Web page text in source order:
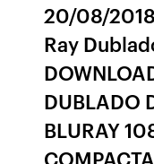
20/08/2018
Ray
DUBLADO
BLURAY